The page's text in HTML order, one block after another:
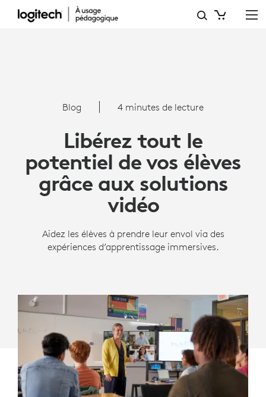
LIBÉREZ
ÉLÈVES
GRÂCE
AUX
SOLUTIONS
VIDÉO
Blog 4 minutes de lecture
Libérez tout le
potentiel de vos élèves
grâce aux solutions
vidéo
Aidez les élèves à prendre leur envol via des
expériences d’apprentissage immersives.